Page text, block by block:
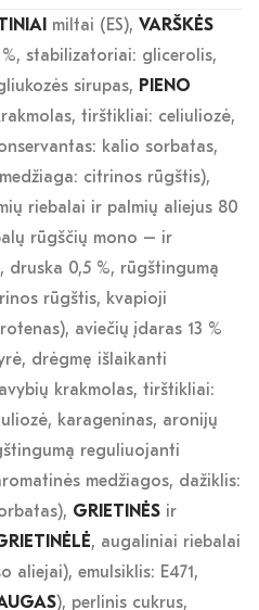
miltai (ES), VARŠKĖS
stabilizatoriai: glicerolis,
sirupas, PIENO
tirštikliai: celiuliozė,
kalio sorbatas,
citrinos rūgštis),
riebalai ir palmių aliejus 80
rūgščių mono – ir
0,5 %, rūgštingumą
rūgštis, kvapioji
aviečių įdaras 13 %
drėgmę išlaikanti
krakmolas, tirštikliai:
karageninas, aronijų
reguliuojanti
medžiagos, dažiklis:
GRIETINĖS ir
, augaliniai riebalai
aliejai), emulsiklis: E471,
), perlinis cukrus,